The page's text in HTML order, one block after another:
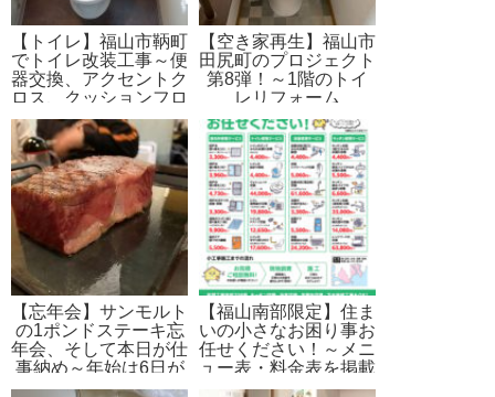
【トイレ】福山市鞆町
でトイレ改装工事～便
器交換、アクセントク
ロス、クッションフロ
ア貼り
【空き家再生】福山市
田尻町のプロジェクト
第8弾！～1階のトイ
レリフォーム
【忘年会】サンモルト
の1ポンドステーキ忘
年会、そして本日が仕
事納め～年始は6日が
仕事はじめ
【福山南部限定】住ま
いの小さなお困り事お
任せください！～メニ
ュー表・料金表を掲載